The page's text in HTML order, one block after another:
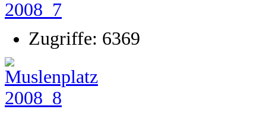
Zugriffe: 6369